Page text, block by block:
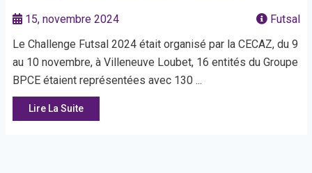
15, novembre 2024
Futsal
Le Challenge Futsal 2024 était organisé par la CECAZ, du 9
au 10 novembre, à Villeneuve Loubet, 16 entités du Groupe
BPCE étaient représentées avec 130 ...
Lire La Suite